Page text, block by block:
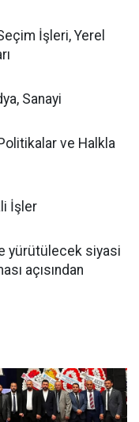
İşleri, Yerel
Sanayi
ve Halkla
İşler
yürütülecek siyasi
açısından